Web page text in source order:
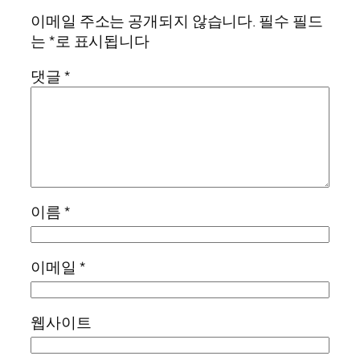
이메일 주소는 공개되지 않습니다. 필수 필드
는*로 표시됩니다
댓글*
이름*
이메일 *
웹사이트